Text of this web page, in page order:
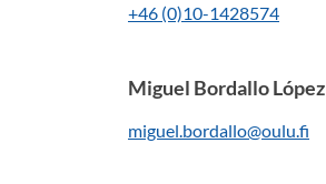
+46 (0)10-1428574
Miguel Bordallo López
miguel.bordallo@oulu.fi